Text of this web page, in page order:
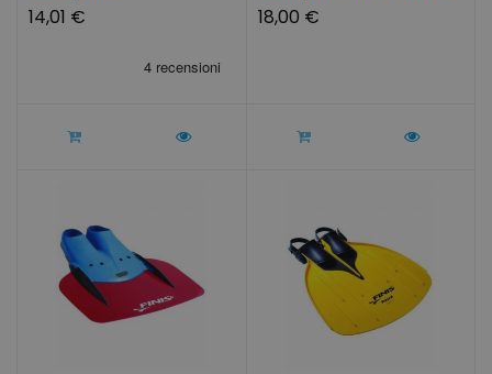
14,01 € 18,00 €